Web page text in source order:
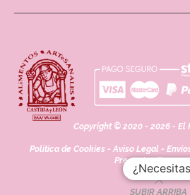
Copyright © 2020 - 2026 - El
Política de Cookies -Aviso Legal -
Preguntas
SUBIR ARRIBA